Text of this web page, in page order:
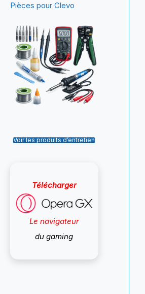
Pièces pour Clevo
Voir les produits d’entretien
Télécharger
Le navigateur
du gaming